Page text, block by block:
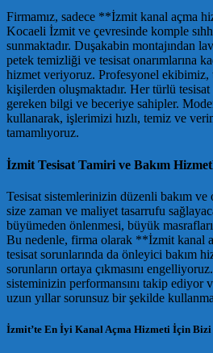
Firmamız, sadece **İzmit kanal açma
Kocaeli İzmit ve çevresinde komple
sunmaktadır. Duşakabin montajından
petek temizliği ve tesisat onarımlarına
hizmet veriyoruz. Profesyonel ekibimiz,
kişilerden oluşmaktadır. Her türlü
gereken bilgi ve beceriye sahipler.
kullanarak, işlerimizi hızlı, temiz ve
tamamlıyoruz.
İzmit Tesisat Tamiri ve Bakım
Tesisat sistemlerinizin düzenli bakım ve
size zaman ve maliyet tasarrufu
büyümeden önlenmesi, büyük
Bu nedenle, firma olarak **İzmit kanal
tesisat sorunlarında da önleyici bakım
sorunların ortaya çıkmasını
sisteminizin performansını takip ediyor
uzun yıllar sorunsuz bir şekilde
İzmit’te En İyi Kanal Açma Hizmeti İçin